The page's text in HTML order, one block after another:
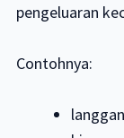
pengeluaran
Contohnya: